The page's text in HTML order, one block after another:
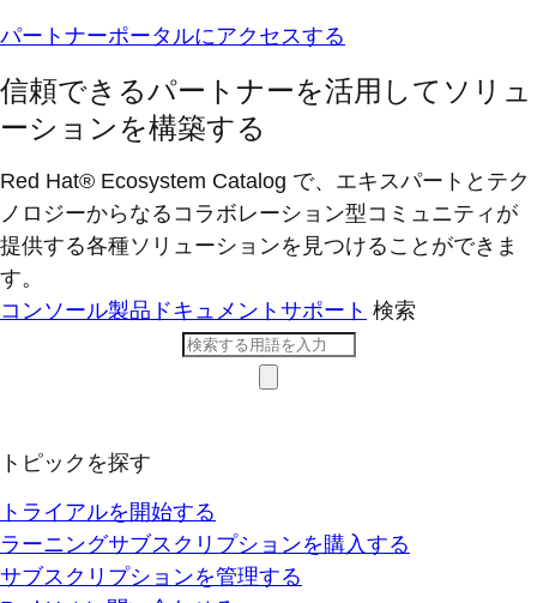
パートナーポータルにアクセスする
信頼できるパートナーを活用してソリュ
ーションを構築する
Red Hat® Ecosystem Catalog で、エキスパートとテク
ノロジーからなるコラボレーション型コミ​ュニティが
提供する各種ソリューションを見つけることができま
す。
コンソール製品ドキュメント サポート 検索
トピックを探す
トライアルを開始する
ラーニングサブスクリプションを購入する
サブスクリプションを管理する